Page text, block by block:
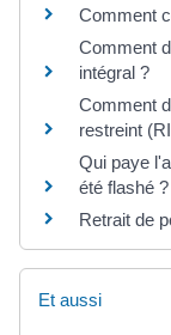
Comment
Comment
intégral ?
Comment
restreint
Qui paye
été flashé ?
Retrait de
Et aussi